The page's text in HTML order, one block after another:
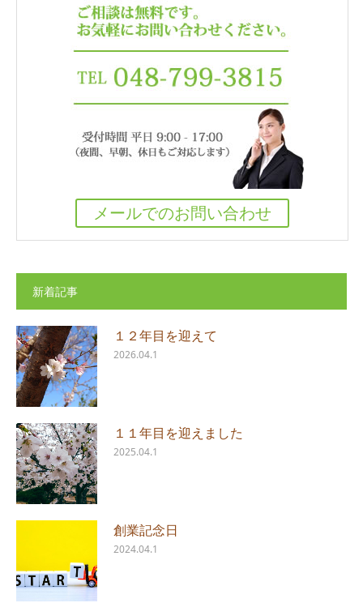
メールでのお問い合わせ
新着記事
１２年目を迎えて
2026.04.1
１１年目を迎えました
2025.04.1
創業記念日
2024.04.1